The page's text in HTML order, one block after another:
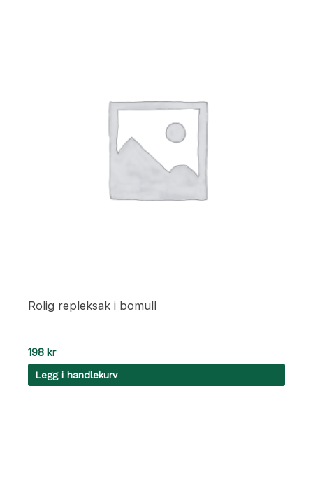
Rolig repleksak i bomull
198 kr
Legg i handlekurv